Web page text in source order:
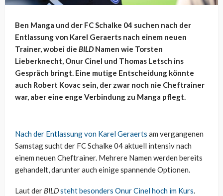
Ben Manga und der FC Schalke 04 suchen nach der
Entlassung von Karel Geraerts nach einem neuen
Trainer, wobei die BILDNamen wie Torsten
Lieberknecht, Onur Cinel und Thomas Letsch ins
Gespräch bringt. Eine mutige Entscheidung könnte
auch Robert Kovac sein, der zwar noch nie Cheftrainer
war, aber eine enge Verbindung zu Manga pflegt.
Nach der Entlassung von Karel Geraerts am vergangenen
Samstag sucht der FC Schalke 04 aktuell intensiv nach
einem neuen Cheftrainer. Mehrere Namen werden bereits
gehandelt, darunter auch einige spannende Optionen.
Laut der BILDsteht besonders Onur Cinel hoch im Kurs.